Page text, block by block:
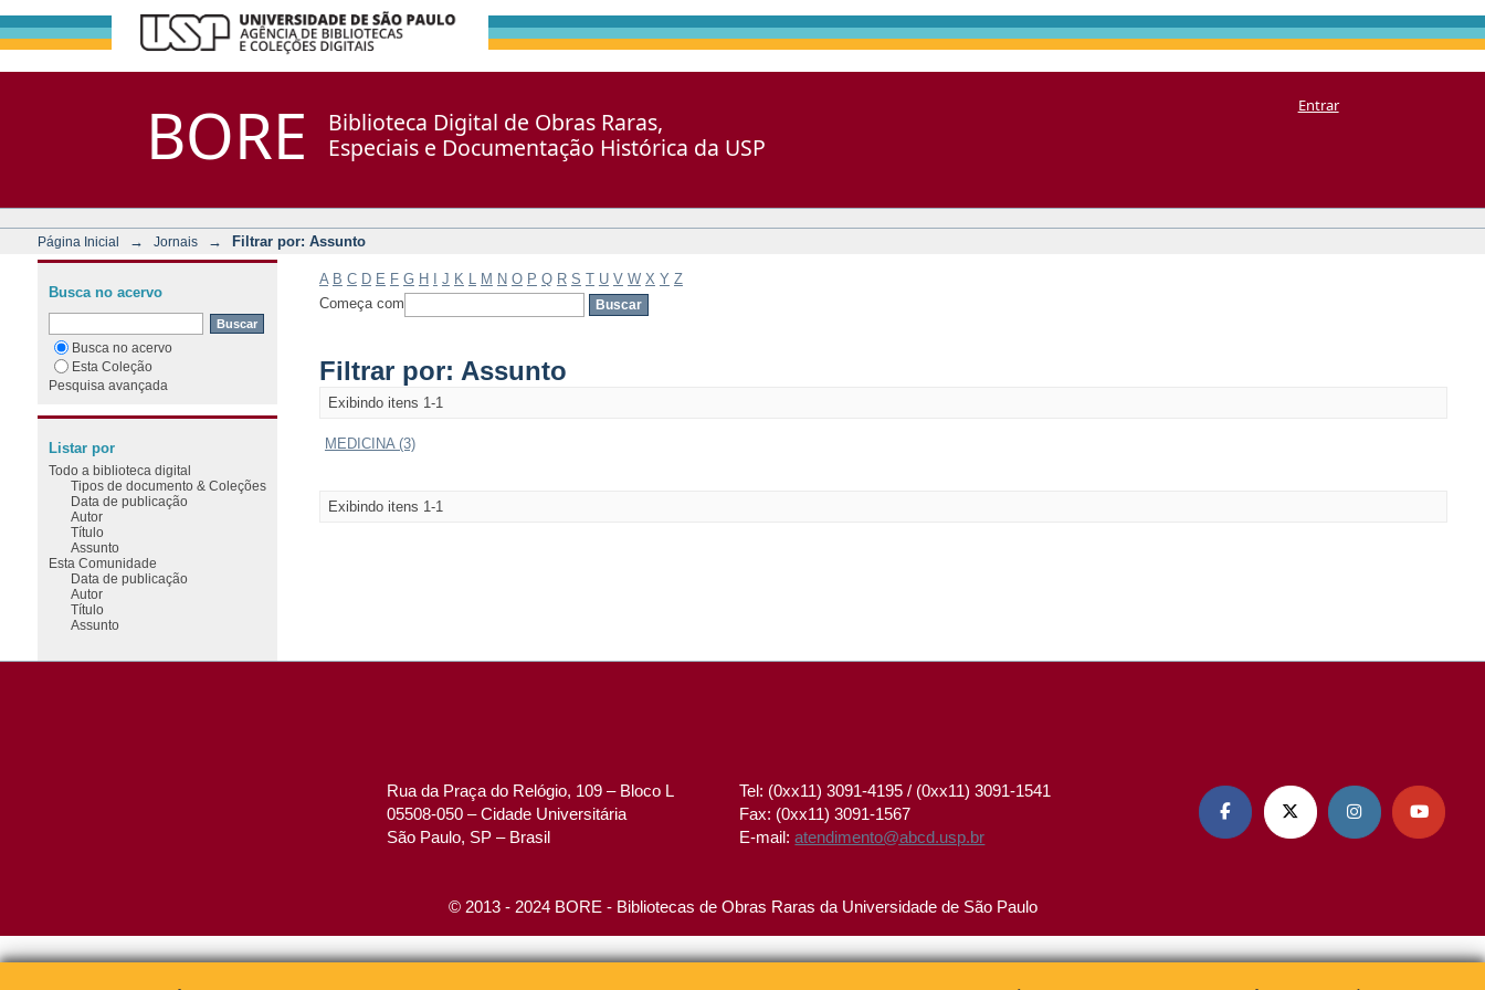
BORE
Biblioteca Digital de Obras Raras,
Especiais e Documentação Histórica da USP
Entrar
Página Inicial → Jornais → Filtrar por: Assunto
A B C D E F G H J K M N O P Q R S T U V W X Y Z
Começa com
Filtrar por: Assunto
Exibindo itens 1-1
MEDICINA (3)
Exibindo itens 1-1
Busca no acervo
Busca no acervo
Esta Coleção
Pesquisa avançada
Listar por
Todo a biblioteca digital
Tipos de documento & Coleções
Data de publicação
Autor
Título
Assunto
Esta Comunidade
Data de publicação
Autor
Título
Assunto
Rua da Praça do Relógio, 109 – Bloco L
05508-050 – Cidade Universitária
São Paulo, SP – Brasil
Tel: (0xx11) 3091-4195 / (0xx11) 3091-1541
Fax: (0xx11) 3091-1567
E-mail:atendimento@abcd.usp.br
   
© 2013 - 2024 BORE - Bibliotecas de Obras Raras da Universidade de São Paulo